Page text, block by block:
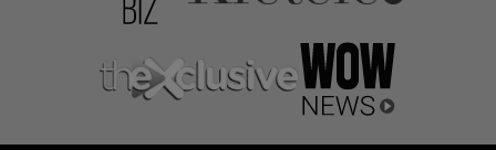
Frecvențe Radio Impuls
Politica de confidentialitate
Politica de cookies